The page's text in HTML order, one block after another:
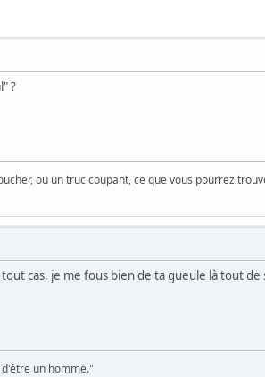
?
ou un truc coupant, ce que vous pourrez
cas, je me fous bien de ta gueule là tout de
un homme."